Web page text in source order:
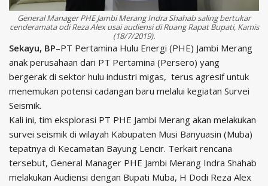
General Manager PHE Jambi Merang Indra Shahab saling bertukar
cenderamata odi Reza Alex usai audiensi di Ruang Rapat Bupati, Kamis
(18/7/2019).
Sekayu, BP–PT Pertamina Hulu Energi (PHE) Jambi Merang
anak perusahaan dari PT Pertamina (Persero) yang
bergerak di sektor hulu industri migas, terus agresif untuk
menemukan potensi cadangan baru melalui kegiatan Survei
Seismik.
Kali ini, tim eksplorasi PT PHE Jambi Merang akan melakukan
survei seismik di wilayah Kabupaten Musi Banyuasin (Muba)
tepatnya di Kecamatan Bayung Lencir. Terkait rencana
tersebut, General Manager PHE Jambi Merang Indra Shahab
melakukan Audiensi dengan Bupati Muba, H Dodi Reza Alex